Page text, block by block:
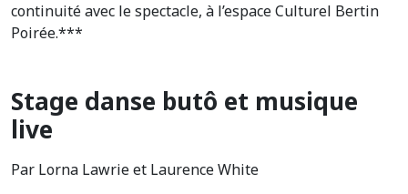
continuité avec le spectacle, à l’espace Culturel Bertin
Poirée.***
Stage danse butô et musique
live
Par Lorna Lawrie et Laurence White